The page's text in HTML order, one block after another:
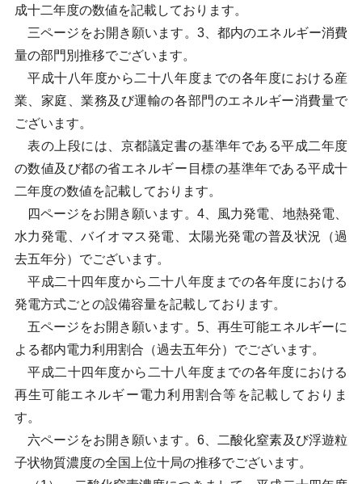
成十二年度の数値を記載しております。
三ページをお開き願います。3、都内のエネルギー消費
量の部門別推移でございます。
平成十八年度から二十八年度までの各年度における産
業、家庭、業務及び運輸の各部門のエネルギー消費量で
ございます。
表の上段には、京都議定書の基準年である平成二年度
の数値及び都の省エネルギー目標の基準年である平成十
二年度の数値を記載しております。
四ページをお開き願います。4、風力発電、地熱発電、
水力発電、バイオマス発電、太陽光発電の普及状況（過
去五年分）でございます。
平成二十四年度から二十八年度までの各年度における
発電方式ごとの設備容量を記載しております。
五ページをお開き願います。5、再生可能エネルギーに
よる都内電力利用割合（過去五年分）でございます。
平成二十四年度から二十八年度までの各年度における
再生可能エネルギー電力利用割合等を記載しておりま
す。
六ページをお開き願います。6、二酸化窒素及び浮遊粒
子状物質濃度の全国上位十局の推移でございます。